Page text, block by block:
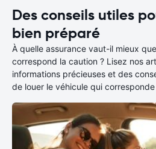
Des conseils utiles
bien préparé
À quelle assurance vaut-il mieux
correspond la caution ? Lisez nos
informations précieuses et des
de louer le véhicule qui